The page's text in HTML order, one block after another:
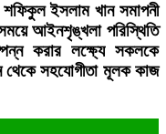
ইসলাম খান সমাপনী
সময়ে আইনশৃঙ্খলা পরিস্থিতি
করার লক্ষ্যে সকলকে
থেকে সহযোগীতা মূলক কাজ